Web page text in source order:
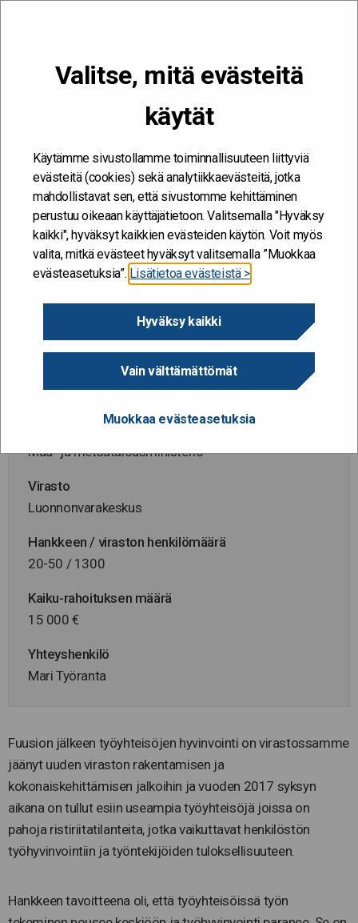
Valitse, mitä evästeitä
käytät
Käytämme sivustollamme toiminnallisuuteen liittyviä
evästeitä (cookies) sekä analytiikkaevästeitä, jotka
mahdollistavat sen, että sivustomme kehittäminen
perustuu oikeaan käyttäjätietoon. Valitsemalla "Hyväksy
kaikki", hyväksyt kaikkien evästeiden käytön. Voit myös
valita, mitkä evästeet hyväksyt valitsemalla ”Muokkaa
evästeasetuksia”. Lisätietoa evästeistä >
Hyväksy kaikki
Vain välttämättömät
Muokkaa evästeasetuksia
Kehitän ja kehityn #töissäSuomelle
Työyhteisöjen ristiriidat haltuun – hyvässä
työyhteisössä tuottavuus paranee
Työyhteisöjen ristiriidat
haltuun – hyvässä
työyhteisössä tuottavuus
paranee
Hanke alkaa / päättyy
1.10.2017 - 30.6.2018
Maa- ja metsätalousministeriö
Virasto
Luonnonvarakeskus
Hankkeen / viraston henkilömäärä
20-50 / 1300
Kaiku-rahoituksen määrä
15 000 €
Yhteyshenkilö
Mari Työranta
Fuusion jälkeen työyhteisöjen hyvinvointi on virastossamme
jäänyt uuden viraston rakentamisen ja
kokonaiskehittämisen jalkoihin ja vuoden 2017 syksyn
aikana on tullut esiin useampia työyhteisöjä joissa on
pahoja ristiriitatilanteita, jotka vaikuttavat henkilöstön
työhyvinvointiin ja työntekijöiden tuloksellisuuteen.
Hankkeen tavoitteena oli, että työyhteisöissä työn